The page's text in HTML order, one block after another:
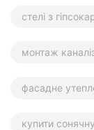
стелі з
монтаж
фасадне
купити